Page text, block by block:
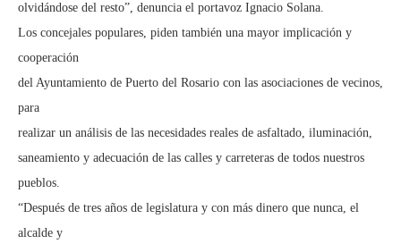
olvidándose del resto”, denuncia el portavoz Ignacio Solana.
Los concejales populares, piden también una mayor implicación y
cooperación
del Ayuntamiento de Puerto del Rosario con las asociaciones de vecinos,
para
realizar un análisis de las necesidades reales de asfaltado, iluminación,
saneamiento y adecuación de las calles y carreteras de todos nuestros
pueblos.
“Después de tres años de legislatura y con más dinero que nunca, el
alcalde y